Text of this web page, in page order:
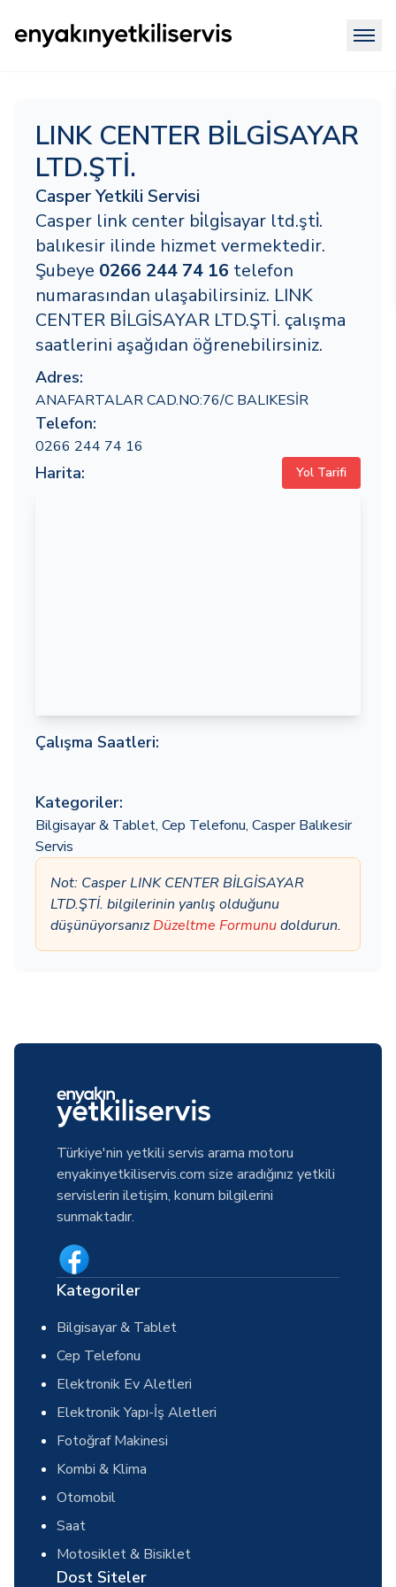
LINK CENTER BİLGİSAYAR
LTD.ŞTİ.
Casper Yetkili Servisi
Casper link center bi̇lgi̇sayar ltd.şti̇.
balıkesir ilinde hizmet vermektedir.
Şubeye 0266 244 74 16 telefon
numarasından ulaşabilirsiniz. LINK
CENTER BİLGİSAYAR LTD.ŞTİ. çalışma
saatlerini aşağıdan öğrenebilirsiniz.
Adres:
ANAFARTALAR CAD.NO:76/C BALIKESİR
Telefon:
0266 244 74 16
Harita: Yol Tarifi
Çalışma Saatleri:
Kategoriler:
Bilgisayar & Tablet, Cep Telefonu, Casper Balıkesir
Servis
Not: Casper LINK CENTER BİLGİSAYAR
LTD.ŞTİ. bilgilerinin yanlış olduğunu
düşünüyorsanızDüzeltme Formunudoldurun.
Türkiye'nin yetkili servis arama motoru
enyakinyetkiliservis.com size aradığınız yetkili
servislerin iletişim, konum bilgilerini
sunmaktadır.
Kategoriler
Bilgisayar & Tablet
Cep Telefonu
Elektronik Ev Aletleri
Elektronik Yapı-İş Aletleri
Fotoğraf Makinesi
Kombi & Klima
Otomobil
Saat
Motosiklet & Bisiklet
Dost Siteler